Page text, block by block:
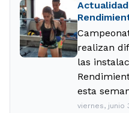
realizan
las
esta
viernes, junio